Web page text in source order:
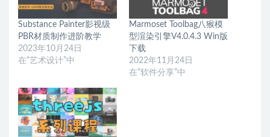
Substance Painter影视级
PBR材质制作进阶教学
2023年10月24日
在“艺术设计”中
Marmoset Toolbag八猴模
型渲染引擎V4.0.4.3 Win版
下载
2022年11月24日
在“软件分享”中